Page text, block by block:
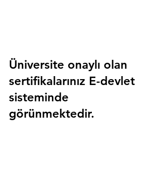
Üniversite onaylı olan
sertifikalarınız E-devlet
sisteminde
görünmektedir.